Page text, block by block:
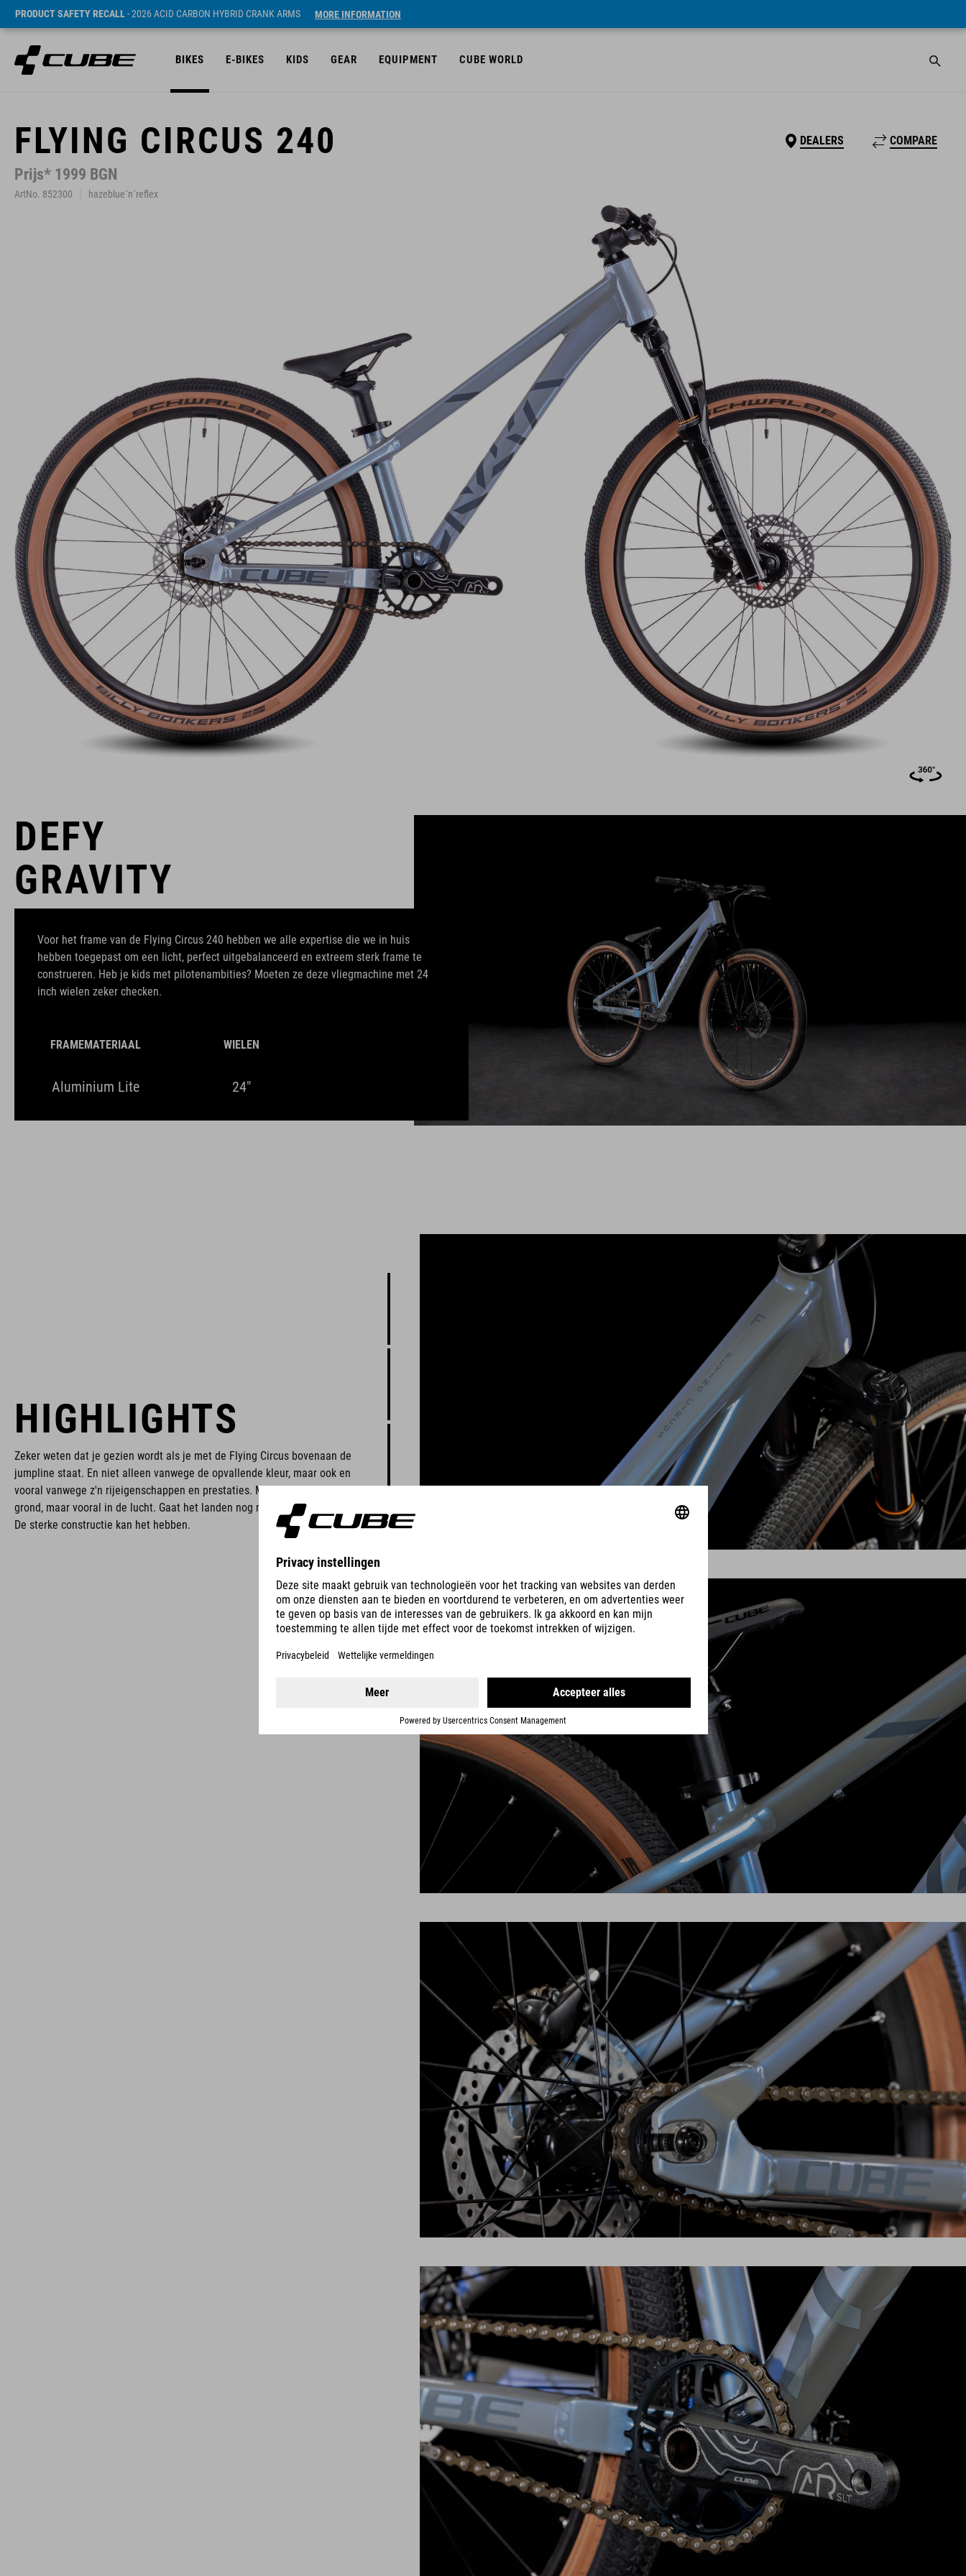
PRODUCT SAFETY RECALL- 2026 ACID CARBON HYBRID CRANK ARMS MORE INFORMATION
BIKES E-BIKES KIDS GEAR EQUIPMENT CUBE WORLD
FLYING CIRCUS 240
Prijs* 1999 BGN
ArtNo. 852300 hazeblue´n´reflex
DEALERS COMPARE
DEFY
GRAVITY
Voor het frame van de Flying Circus 240 hebben we alle expertise die we in huis
hebben toegepast om een licht, perfect uitgebalanceerd en extreem sterk frame te
construeren. Heb je kids met pilotenambities? Moeten ze deze vliegmachine met 24
inch wielen zeker checken.
FRAMEMATERIAAL
Aluminium Lite
WIELEN
24"
HIGHLIGHTS
Zeker weten dat je gezien wordt als je met de Flying Circus bovenaan de
jumpline staat. En niet alleen vanwege de opvallende kleur, maar ook en
vooral vanwege z'n rijeigenschappen en prestaties. Met beide wielen op de
grond, maar vooral in de lucht. Gaat het landen nog niet altijd even soepel?
De sterke constructie kan het hebben.